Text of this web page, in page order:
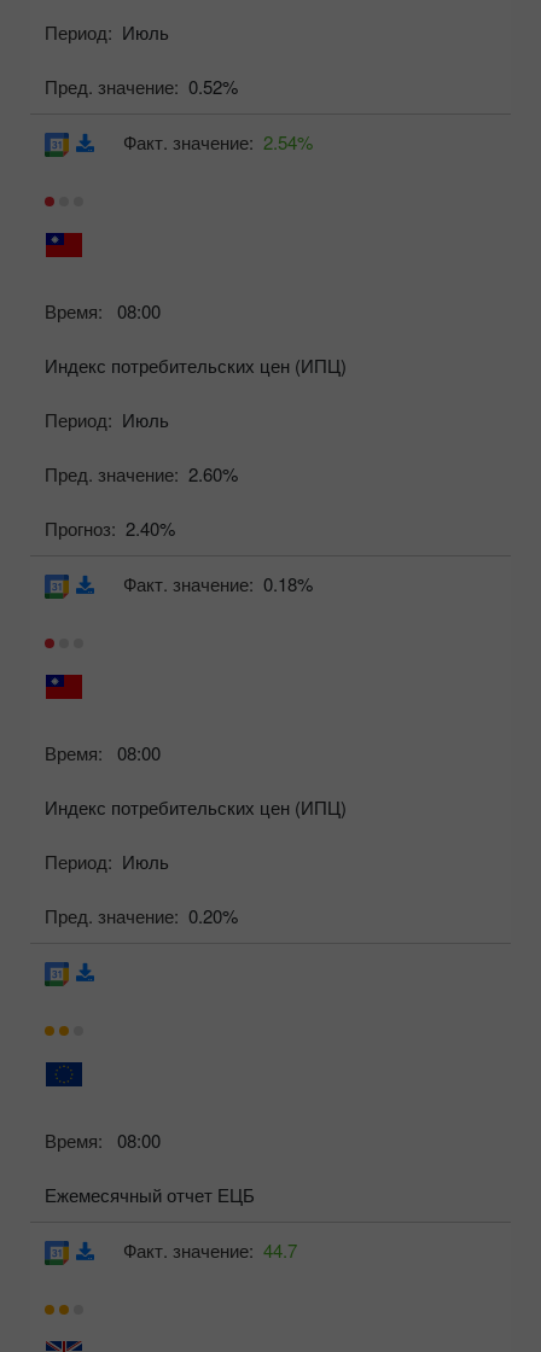
Период: Июль
Пред. значение: 0.52%
Время: 08:00
Индекс потребительских цен (ИПЦ)
Период: Июль
Пред. значение: 2.60%
Прогноз: 2.40%
Факт. значение: 2.54%
Время: 08:00
Индекс потребительских цен (ИПЦ)
Период: Июль
Пред. значение: 0.20%
Факт. значение: 0.18%
Время: 08:00
Ежемесячный отчет ЕЦБ
Факт. значение: 44.7